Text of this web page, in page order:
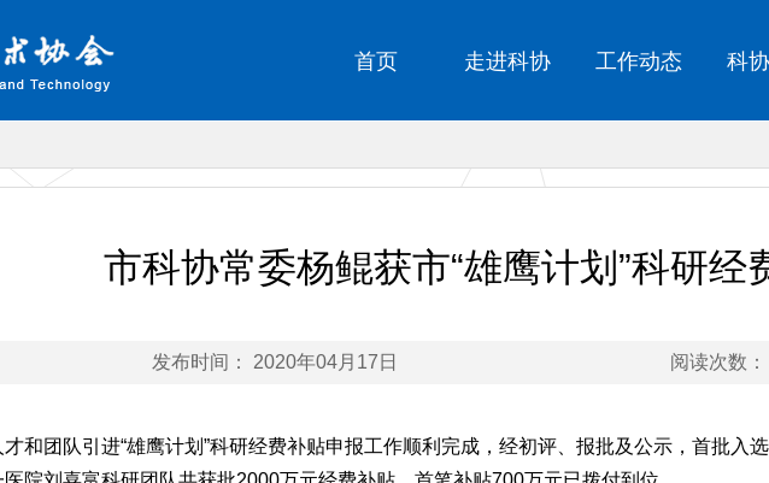
首页 走进科协 工作动态 科
市科协常委杨鲲获市“雄鹰计划”科研经
发布时间： 2020年04月17日 阅读次数
团队引进“雄鹰计划”科研经费补贴申报工作顺利完成，经初评、报批及公示，首批入